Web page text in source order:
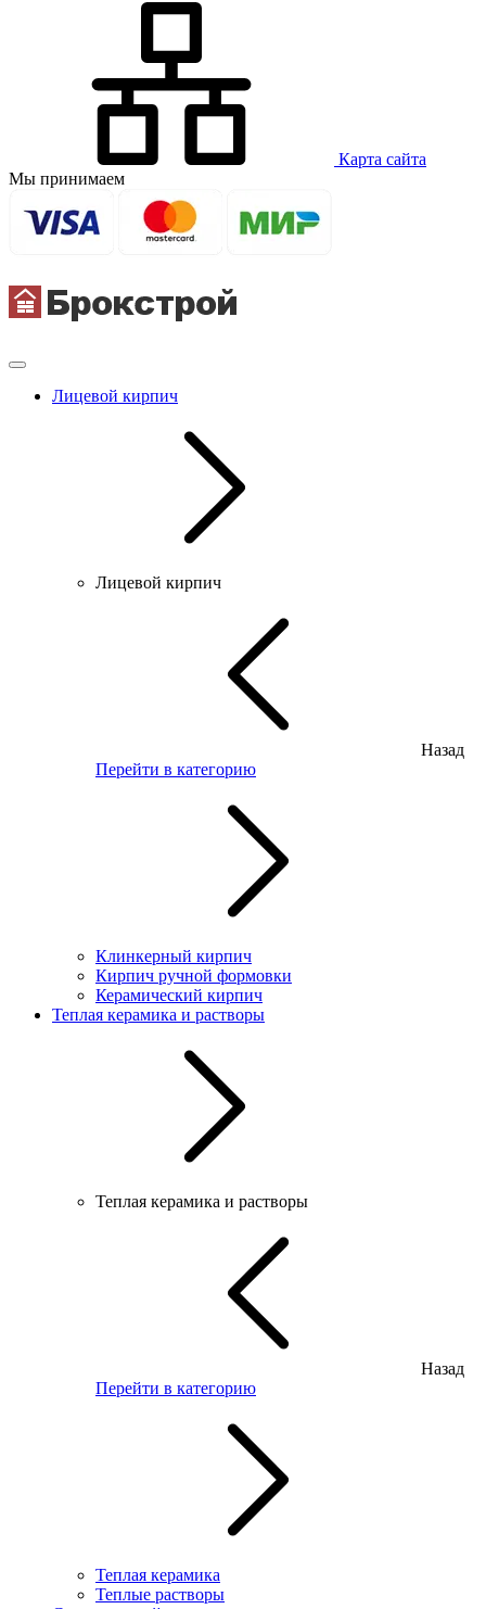
Карта сайта
Мы принимаем
Лицевой кирпич
Лицевой кирпич
Назад
Перейти в категорию
Клинкерный кирпич
Кирпич ручной формовки
Керамический кирпич
Теплая керамика и растворы
Теплая керамика и растворы
Назад
Перейти в категорию
Теплая керамика
Теплые растворы